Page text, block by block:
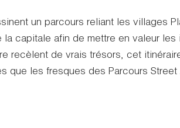
un parcours reliant les villages
capitale afin de mettre en valeur
recèlent de vrais trésors, cet
que les fresques des Parcours